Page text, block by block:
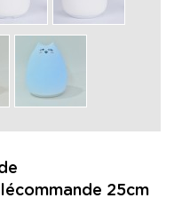
25cm